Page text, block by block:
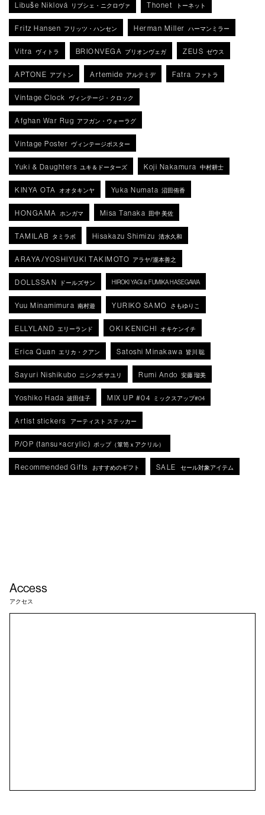
Libuše Niklová リブシェ・ニクロヴァ Thonet トーネット
Fritz Hansen フリッツ・ハンセン Herman Miller ハーマンミラー
Vitra ヴィトラ BRIONVEGA ブリオンヴェガ ZEUS ゼウス
APTONE アプトン Artemide アルテミデ Fatra ファトラ
Vintage Clock ヴィンテージ・クロック
Afghan War Rug アフガン・ウォーラグ
Vintage Poster ヴィンテージポスター
Yuki & Daughters ユキ＆ドーターズ Koji Nakamura 中村耕士
KINYA OTA オオタキンヤ Yuka Numata 沼田侑香
HONGAMA ホンガマ Misa Tanaka 田中 美佐
TAMILAB タミラボ Hisakazu Shimizu 清水久和
ARAYA/YOSHIYUKI TAKIMOTO アラヤ/瀧本善之
DOLLSSAN ドールズサン HIROKI YAGI & FUMIKA HASEGAWA
Yuu Minamimura 南村遊 YURIKO SAMO さもゆりこ
ELLYLAND エリーランド OKI KENICHI オキケンイチ
Erica Quan エリカ・クアン Satoshi Minakawa 皆川 聡
Sayuri Nishikubo ニシクボ サユリ Rumi Ando 安藤 瑠美
Yoshiko Hada 波田佳子 MIX UP #04 ミックスアップ#04
Artist stickers アーティスト ステッカー
P/OP (tansu×acrylic) ポップ（箪笥ｘアクリル）
Recommended Gifts おすすめのギフト SALE セール対象アイテム
Access
アクセス